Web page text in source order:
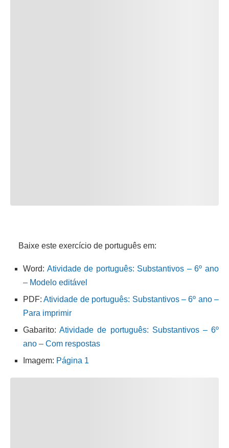
Baixe este exercício de português em:
Word: Atividade de português: Substantivos – 6º ano
– Modelo editável
PDF:Atividade de português: Substantivos – 6º ano –
Para imprimir
Gabarito:Atividade de português: Substantivos – 6º
ano – Com respostas
Imagem: Página 1